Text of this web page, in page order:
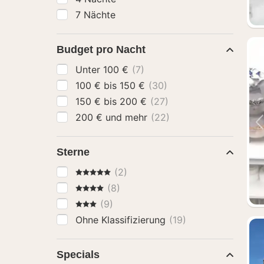
7 Nächte
Budget pro Nacht
Unter 100 € (7)
100 € bis 150 € (30)
150 € bis 200 € (27)
200 € und mehr (22)
Sterne
5 Sterne (2)
4 Sterne(8)
3 Sterne
(9)
Ohne Klassifizierung (19)
Specials